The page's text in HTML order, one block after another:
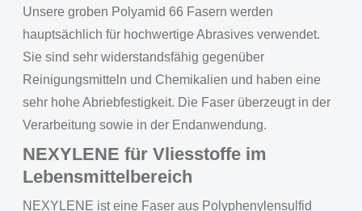
Unsere groben Polyamid 66 Fasern werden
hauptsächlich für hochwertige Abrasives verwendet.
Sie sind sehr widerstandsfähig gegenüber
Reinigungsmitteln und Chemikalien und haben eine
sehr hohe Abriebfestigkeit. Die Faser überzeugt in der
Verarbeitung sowie in der Endanwendung.
NEXYLENE für Vliesstoffe im
Lebensmittelbereich
NEXYLENE ist eine Faser aus Polyphenylensulfid